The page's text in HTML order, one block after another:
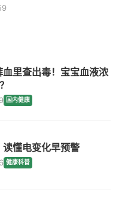
里查出毒！宝宝血液浓
国内健康
懂电变化早预警
健康科普